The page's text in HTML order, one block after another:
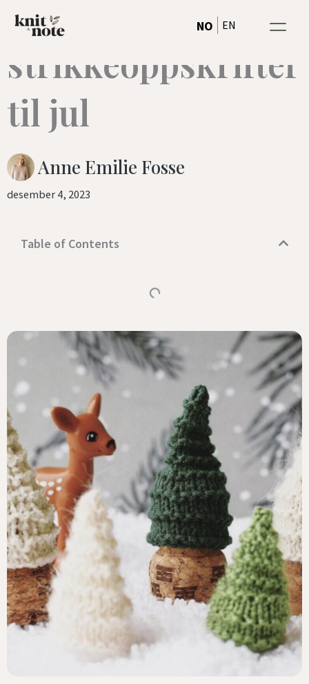
rett
innholdet
NO EN
3 gratis
strikkeoppskrifter
til jul
Anne Emilie Fosse
desember 4, 2023
Table of Contents